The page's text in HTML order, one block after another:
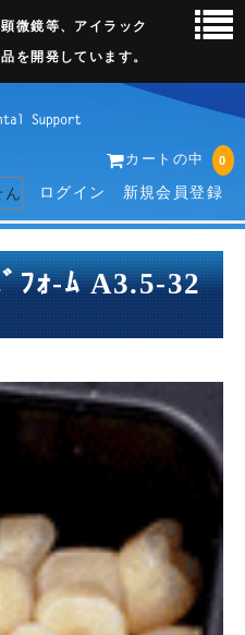
微鏡等、アイラック
を開発しています。
カートの中 0
ん ログイン 新規会員登録
ﾌｫ-ﾑ A3.5-32